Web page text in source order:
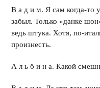
В а д и м. Я сам когда-то
забыл. Только «данке
ведь штука. Хотя, по-
произнесть.
А л ь б и н а. Какой